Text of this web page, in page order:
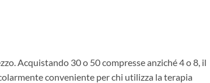
Acquistando 30 o 50 compresse anziché 4 o 8, il
conveniente per chi utilizza la terapia